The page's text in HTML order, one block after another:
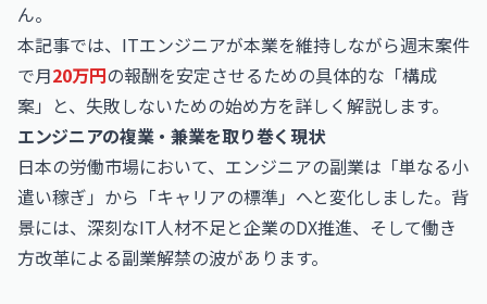
ん。
本記事では、ITエンジニアが本業を維持しながら週末案件
で月20万円の報酬を安定させるための具体的な「構成
案」と、失敗しないための始め方を詳しく解説します。
エンジニアの複業・兼業を取り巻く現状
日本の労働市場において、エンジニアの副業は「単なる小
遣い稼ぎ」から「キャリアの標準」へと変化しました。背
景には、深刻なIT人材不足と企業のDX推進、そして働き
方改革による副業解禁の波があります。